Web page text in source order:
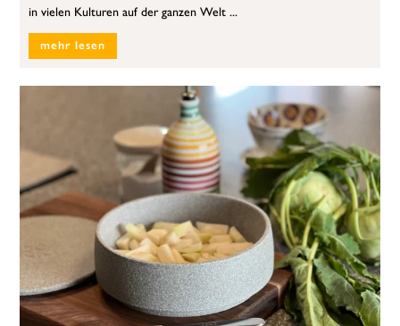
in vielen Kulturen auf der ganzen Welt ...
mehr lesen